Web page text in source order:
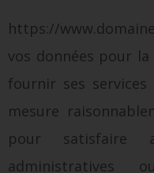
https://
vos données pour
fournir ses services
mesure
pour satisfaire
administratives